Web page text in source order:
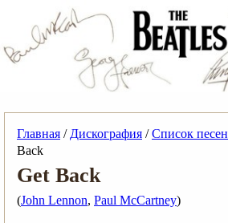
Главная / Дискография /Список песен
Back
Get Back
(John Lennon, Paul McCartney)